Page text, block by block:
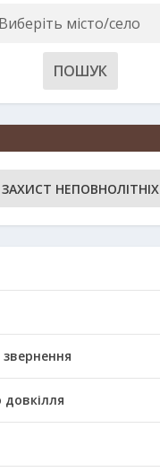
ЗАХИСТ НЕПОВНОЛІТНІХ